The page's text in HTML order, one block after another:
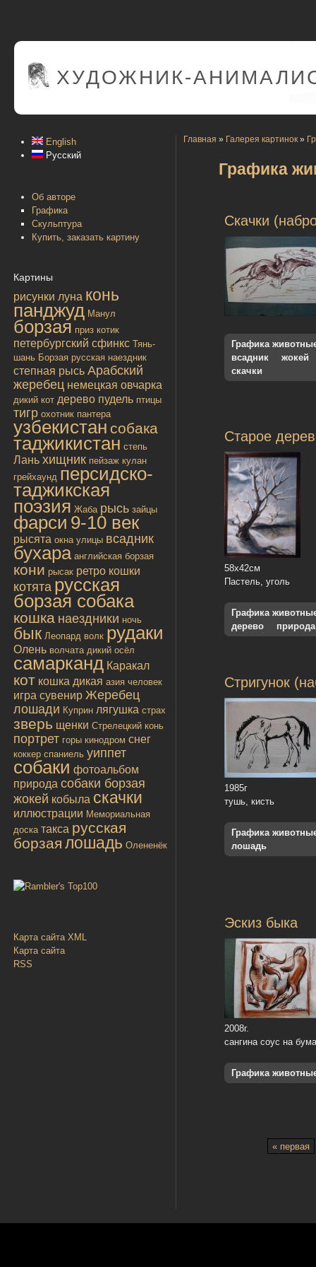
ХУДОЖНИК-
English
Русский
Об авторе
Графика
Скульптура
Купить, заказать картину
Картины
рисунки луна конь
панджуд Манул
борзая приз котик
петербургский сфинкс Тянь-
шань Борзая русская наездник
степная рысь Арабский
жеребец немецкая овчарка
дикий кот дерево пудель птицы
тигр охотник пантера
узбекистан собака
таджикистан степь
Лань хищник пейзаж кулан
грейхаунд персидско-
таджикская
поэзия Жаба рысь зайцы
фарси 9-10 век
рысята окна улицы всадник
бухара английская борзая
кони рысак ретро кошки
котята русская
борзая собака
кошка наездники ночь
бык Леопард волк рудаки
Олень волчата дикий осёл
самарканд Каракал
кот кошка дикая азия человек
игра сувенир Жеребец
лошади Куприн лягушка страх
зверь щенки Стрелецкий конь
портрет горы кинодром снег
коккер спаниель уиппет
собаки фотоальбом
природа собаки борзая
жокей кобыла скачки
иллюстрации Мемориальная
доска такса русская
борзая лошадь Олененёк
Карта сайта XML
Карта сайта
RSS
Главная » Галерея картинок »
Графика
Скачки
Графика
всадник
жокей
скачки
Старое
58х42см
Пастель, уголь
Графика
дерево
природа
Стригунок
1985г
тушь, кисть
Графика
лошадь
Эскиз быка
2008г.
сангина соус на
Графика
« первая